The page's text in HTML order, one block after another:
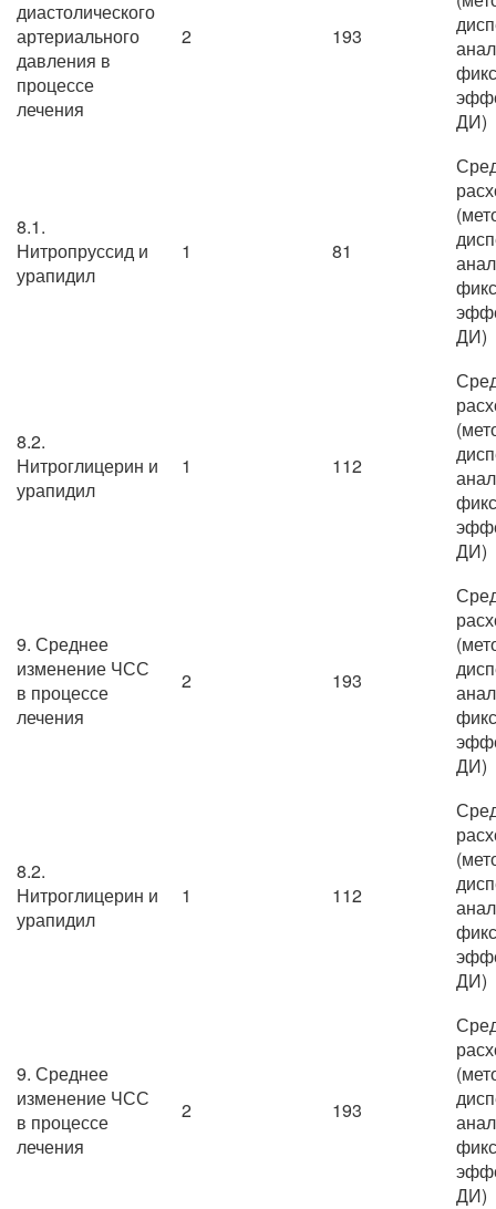
диастолического
артериального
давления в
процессе
лечения
2 193
ДИ)
8.1.
Нитропруссид и
урапидил
1 81
ДИ)
8.2.
Нитроглицерин и
урапидил
1 112
ДИ)
9. Среднее
изменение ЧСС
в процессе
лечения
2 193
ДИ)
8.2.
Нитроглицерин и
урапидил
1 112
ДИ)
9. Среднее
изменение ЧСС
в процессе
лечения
2 193
ДИ)